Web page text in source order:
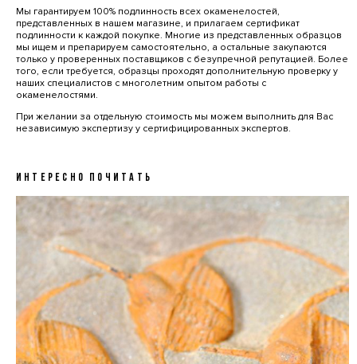
Мы гарантируем 100% подлинность всех окаменелостей,
представленных в нашем магазине, и прилагаем сертификат
подлинности к каждой покупке. Многие из представленных образцов
мы ищем и препарируем самостоятельно, а остальные закупаются
только у проверенных поставщиков с безупречной репутацией. Более
того, если требуется, образцы проходят дополнительную проверку у
наших специалистов с многолетним опытом работы с
окаменелостями.
При желании за отдельную стоимость мы можем выполнить для Вас
независимую экспертизу у сертифицированных экспертов.
ИНТЕРЕСНО ПОЧИТАТЬ